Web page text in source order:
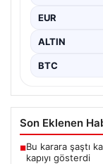
birçok…
EUR
ALTIN
BTC
Son Eklenen
■Bu karara şaştı
kapıyı gösterdi